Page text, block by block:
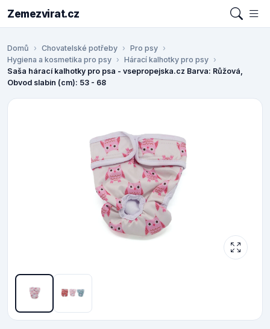
Zemezvirat.cz
Domů Chovatelské potřeby
Pro psy
Hygiena a kosmetika pro psy
Hárací kalhotky pro psy
Saša hárací kalhotky pro psa - vsepropejska.cz Barva: Růžová,
Obvod slabin (cm): 53 - 68